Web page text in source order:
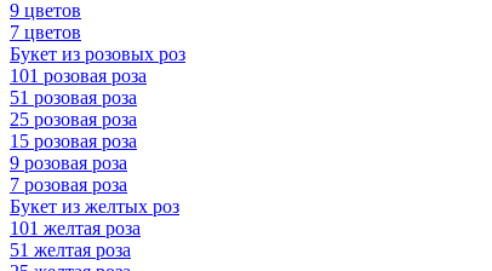
9 цветов
7 цветов
Букет из розовых роз
101 розовая роза
51 розовая роза
25 розовая роза
15 розовая роза
9 розовая роза
7 розовая роза
Букет из желтых роз
101 желтая роза
51 желтая роза